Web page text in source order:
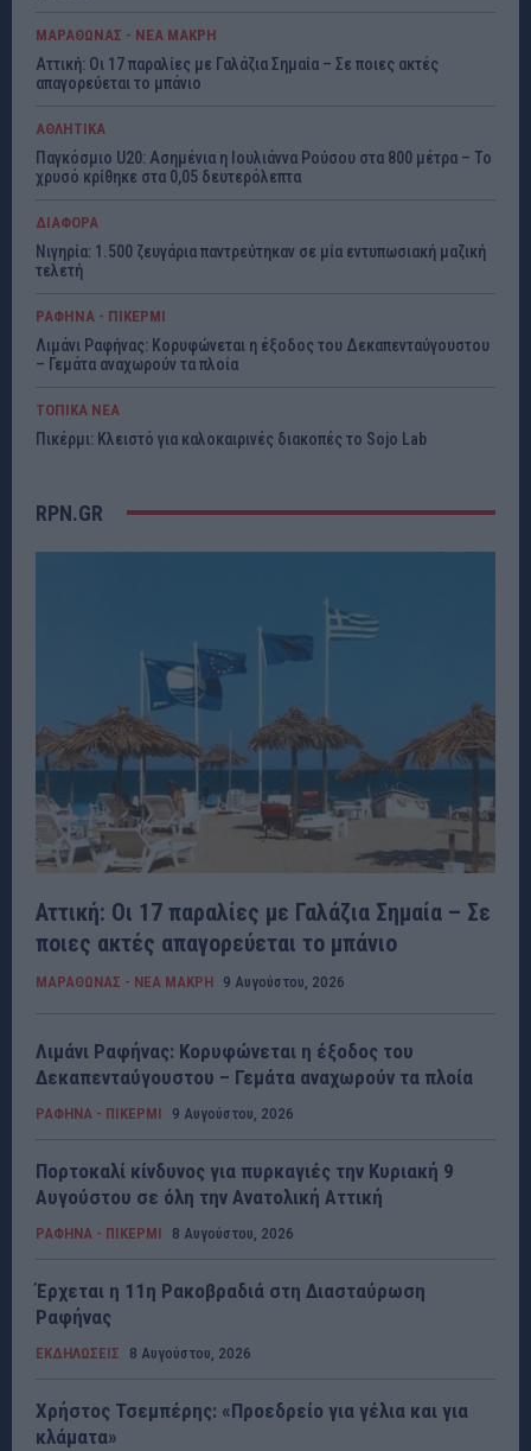
ΜΑΡΑΘΩΝΑΣ - ΝΕΑ ΜΑΚΡΗ
Αττική: Οι 17 παραλίες με Γαλάζια Σημαία – Σε ποιες ακτές
απαγορεύεται το μπάνιο
ΑΘΛΗΤΙΚΑ
Παγκόσμιο U20: Ασημένια η Ιουλιάννα Ρούσου στα 800 μέτρα – Το
χρυσό κρίθηκε στα 0,05 δευτερόλεπτα
ΔΙΑΦΟΡΑ
Νιγηρία: 1.500 ζευγάρια παντρεύτηκαν σε μία εντυπωσιακή μαζική
τελετή
ΡΑΦΗΝΑ - ΠΙΚΕΡΜΙ
Λιμάνι Ραφήνας: Κορυφώνεται η έξοδος του Δεκαπενταύγουστου
– Γεμάτα αναχωρούν τα πλοία
ΤΟΠΙΚΑ ΝΕΑ
Πικέρμι: Κλειστό για καλοκαιρινές διακοπές το Sojo Lab
RPN.GR
Αττική: Οι 17 παραλίες με Γαλάζια Σημαία – Σε
ποιες ακτές απαγορεύεται το μπάνιο
ΜΑΡΑΘΩΝΑΣ - ΝΕΑ ΜΑΚΡΗ 9 Αυγούστου, 2026
Λιμάνι Ραφήνας: Κορυφώνεται η έξοδος του
Δεκαπενταύγουστου – Γεμάτα αναχωρούν τα πλοία
ΡΑΦΗΝΑ - ΠΙΚΕΡΜΙ 9 Αυγούστου, 2026
Πορτοκαλί κίνδυνος για πυρκαγιές την Κυριακή 9
Αυγούστου σε όλη την Ανατολική Αττική
ΡΑΦΗΝΑ - ΠΙΚΕΡΜΙ 8 Αυγούστου, 2026
Έρχεται η 11η Ρακοβραδιά στη Διασταύρωση
Ραφήνας
ΕΚΔΗΛΩΣΕΙΣ 8 Αυγούστου, 2026
Χρήστος Τσεμπέρης: «Προεδρείο για γέλια και για
κλάματα»